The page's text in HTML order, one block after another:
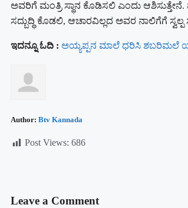
ಅವರಿಗೆ ಮಂತ್ರಿ ಸ್ಥಾನ ಕೊಡಿಸಲಿ ಎಂದು
ಸದ್ಬುದ್ಧಿ ಕೊಡಲಿ, ಆಚಾರವಿಲ್ಲದ ಅವರ ನಾಲಿಗೆಗೆ ಸ್ವಲ್ಪ
ಇದನ್ನೂ ಓದಿ : ಅಯ್ಯಪ್ಪನ ಮಾಲೆ ಧರಿಸಿ ಶಬರಿಮಲೆ
Author: Btv Kannada
Post Views: 686
Leave a Comment